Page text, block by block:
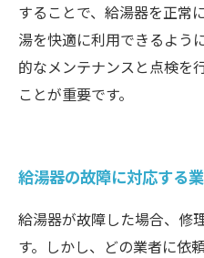
することで、給湯器を正常
湯を快適に利用できるよう
的なメンテナンスと点検を
ことが重要です。
給湯器の故障に対応する
給湯器が故障した場合、修
す。しかし、どの業者に依